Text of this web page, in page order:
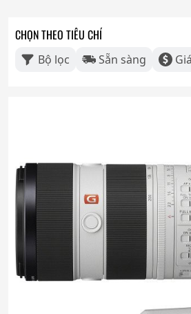
CHỌN THEO TIÊU CHÍ
Bộ lọc Sẵn sàng Giá